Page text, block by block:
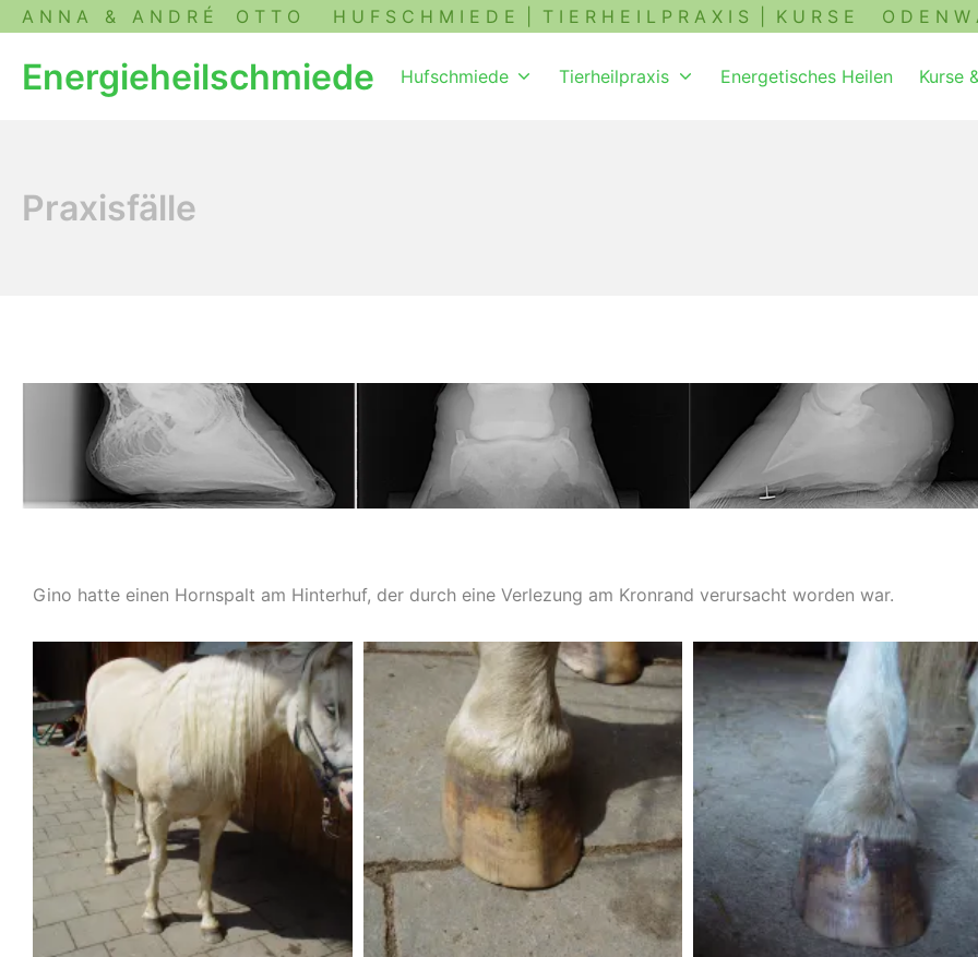
A N N A & A N D R É O T T O H U F S C H M I E D E | T I E R H E I L P R A X I S | K U R S E O D E N W
Energieheilschmiede Hufschmiede Tierheilpraxis Energetisches Heilen Kurse
Praxisfälle
Gino hatte einen Hornspalt am Hinterhuf, der durch eine Verlezung am Kronrand verursacht worden war.